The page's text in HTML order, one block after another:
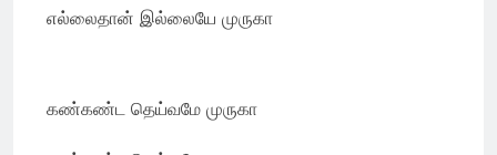
எல்லைதான் இல்லையே முருகா
கண்கண்ட தெய்வமே முருகா